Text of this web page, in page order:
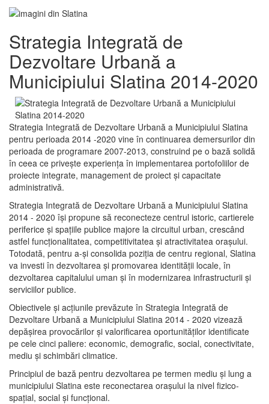
Strategia Integrată de
Dezvoltare Urbană a
Municipiului Slatina 2014-2020
Strategia Integrată de Dezvoltare Urbană a Municipiului Slatina
pentru perioada 2014 -2020 vine în continuarea demersurilor din
perioada de programare 2007-2013, construind pe o bază solidă
în ceea ce priveşte experienţa în implementarea portofoliilor de
proiecte integrate, management de proiect și capacitate
administrativă.
Strategia Integrată de Dezvoltare Urbană a Municipiului Slatina
2014 - 2020 își propune să reconecteze centrul istoric, cartierele
periferice şi spaţiile publice majore la circuitul urban, crescând
astfel funcţionalitatea, competitivitatea şi atractivitatea oraşului.
Totodată, pentru a-şi consolida poziţia de centru regional, Slatina
va investi în dezvoltarea şi promovarea identităţii locale, în
dezvoltarea capitalului uman şi în modernizarea infrastructurii şi
serviciilor publice.
Obiectivele şi acţiunile prevăzute în Strategia Integrată de
Dezvoltare Urbană a Municipiului Slatina 2014 - 2020 vizează
depășirea provocărilor şi valorificarea oportunităţilor identificate
pe cele cinci paliere: economic, demografic, social, conectivitate,
mediu şi schimbări climatice.
Principiul de bază pentru dezvoltarea pe termen mediu şi lung a
municipiului Slatina este reconectarea oraşului la nivel fizico-
spaţial, social şi funcţional.